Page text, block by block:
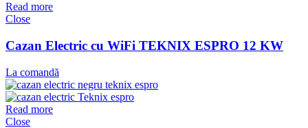
Read more
Close
Cazan Electric cu WiFi TEKNIX ESPRO 12 KW
La comandă
Read more
Close